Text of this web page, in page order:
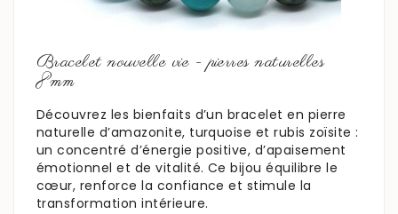
Bracelet nouvelle vie - pierres naturelles
8mm
Découvrez les bienfaits d’un bracelet en pierre
naturelle d’amazonite, turquoise et rubis zoïsite :
un concentré d’énergie positive, d’apaisement
émotionnel et de vitalité. Ce bijou équilibre le
cœur, renforce la confiance et stimule la
transformation intérieure.